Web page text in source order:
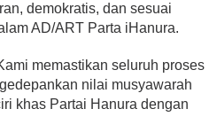
demokratis, dan sesuai
AD/ART Parta iHanura.
memastikan seluruh proses
nilai musyawarah
khas Partai Hanura dengan